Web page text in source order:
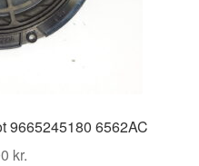
9665245180 6562AC
kr.